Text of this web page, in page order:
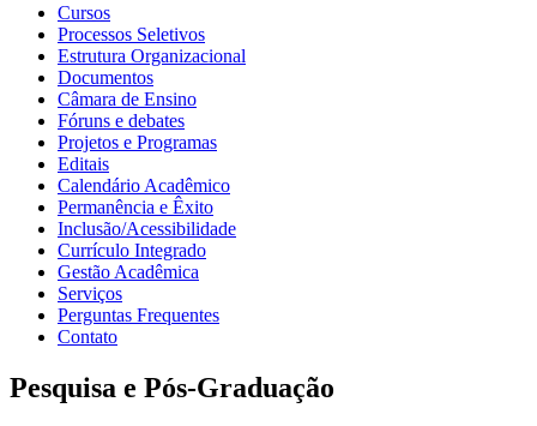
Cursos
Processos Seletivos
Estrutura Organizacional
Documentos
Câmara de Ensino
Fóruns e debates
Projetos e Programas
Editais
Calendário Acadêmico
Permanência e Êxito
Inclusão/Acessibilidade
Currículo Integrado
Gestão Acadêmica
Serviços
Perguntas Frequentes
Contato
Pesquisa e Pós-Graduação